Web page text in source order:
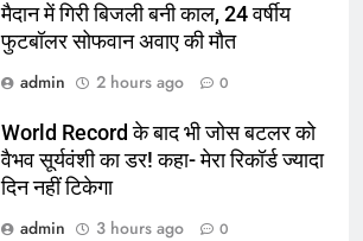
मैदान में गिरी बिजली बनी काल, 24 वर्षीय
फुटबॉलर सोफवान अवाए की मौत
admin
2 hours ago 0
World Record के बाद भी जोस बटलर को
वैभव सूर्यवंशी का डर! कहा- मेरा रिकॉर्ड ज्यादा
दिन नहीं टिकेगा
admin
3 hours ago 0